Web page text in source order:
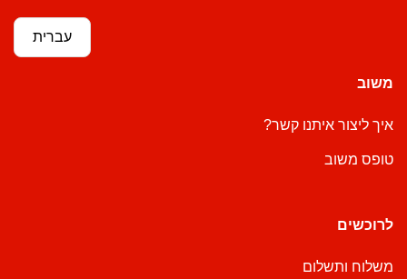
עברית
משוב
איך ליצור איתנו קשר?
טופס משוב
לרוכשים
משלוח ותשלום